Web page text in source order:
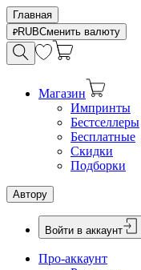
Главная
RUBСменить валюту
Магазин
Импринты
Бестселлеры
Бесплатные
Скидки
Подборки
Автору
Войти в аккаунт
Про-аккаунт